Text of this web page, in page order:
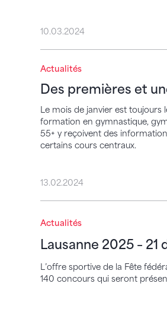
10.03.2024
Actualités
Des premières et
Le mois de janvier est
formation en gymnastique,
55+ y reçoivent des
certains cours centraux.
Des premières et une
13.02.2024
Actualités
Lausanne 2025 –
L’offre sportive de la Fête
140 concours qui seront
Lausanne 2025 – 21